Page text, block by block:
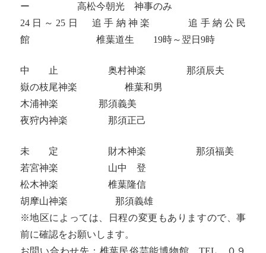
ー 高松今朝光 神事のみ
24日～25日 追手納神楽 追手納公民
館 椎葉道生 19時～翌日9時
中 止 奥村神楽 那須辰夫
嶽の枝尾神楽 椎葉和男
木浦神楽 那須義美
夜狩内神楽 那須正己
未 定 財木神楽 那須福美
若宮神楽 山中 登
松木神楽 椎葉隆信
胡摩山神楽 那須義雄
※地区によっては、日程の変更もありますので、事
前に確認をお願いします。
お問い合わせ先：椎葉民俗芸能博物館 TEL ０９